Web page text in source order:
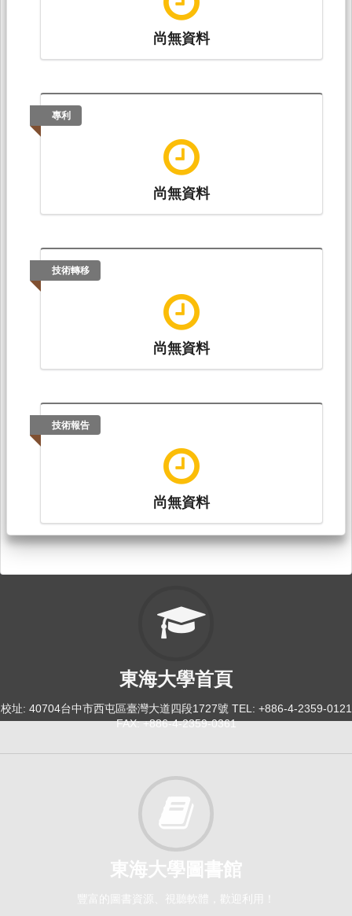
尚無資料
專利
尚無資料
技術轉移
尚無資料
技術報告
尚無資料
東海大學首頁
校址: 40704台中市西屯區臺灣大道四段1727號 TEL: +886-4-2359-0121
FAX: +886-4-2359-0361
東海大學圖書館
豐富的圖書資源、視聽軟體，歡迎利用！